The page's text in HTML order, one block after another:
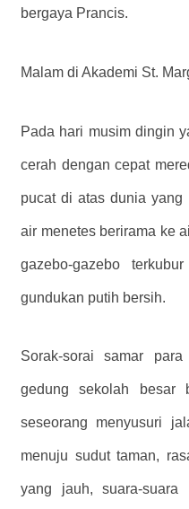
bergaya Prancis.
Malam di Akademi St.
Pada hari musim dingin
cerah dengan cepat
pucat di atas dunia
air menetes berirama ke
gazebo-gazebo
gundukan putih bersih.
Sorak-sorai samar
gedung sekolah besar
seseorang menyusuri
menuju sudut taman,
yang jauh, suara-suara